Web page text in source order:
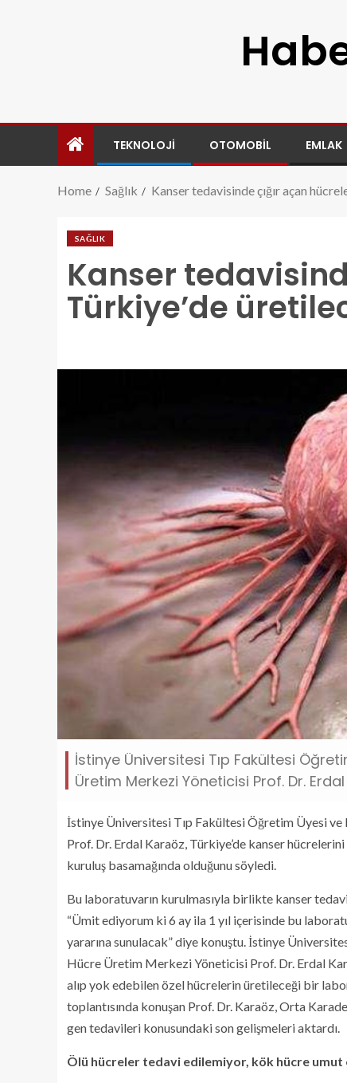
TEKNOLOJI OTOMOBIL EMLAK
Home Sağlık Kanser tedavisinde çığır açan
SAĞLIK
Kanser
Türkiye’de
İstinye Üniversitesi Tıp Fakültesi
Üretim Merkezi Yöneticisi Prof. Dr.
İstinye Üniversitesi Tıp Fakültesi Öğretim Üyesi
Prof. Dr. Erdal Karaöz, Türkiye’de kanser
kuruluş basamağında olduğunu söyledi.
Bu laboratuvarın kurulmasıyla birlikte kanser
“Ümit ediyorum ki 6 ay ila 1 yıl içerisinde bu
yararına sunulacak” diye konuştu. İstinye
Hücre Üretim Merkezi Yöneticisi Prof. Dr. Erdal
alıp yok edebilen özel hücrelerin üretileceği bir
toplantısında konuşan Prof. Dr. Karaöz, Orta
gen tedavileri konusundaki son gelişmeleri aktardı.
Ölü hücreler tedavi edilemiyor, kök hücre